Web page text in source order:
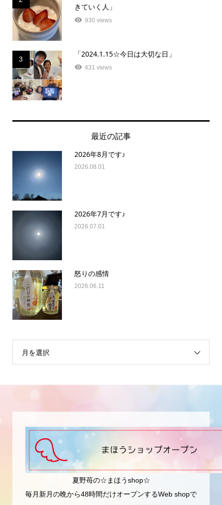
きていく人」
930 views
3
「2024.1.15☆今日は大切な日」
431 views
最近の記事
2026年8月です♪
2026.08.01
2026年7月です♪
2026.07.01
怒りの感情
2026.06.11
月を選択
夏野苺の☆まほうshop☆
毎月新月の晩から48時間だけオープンするWeb shopで